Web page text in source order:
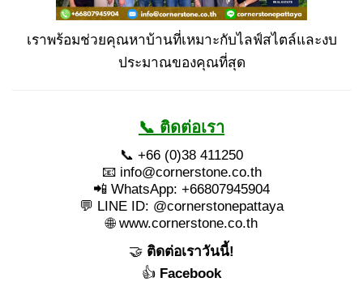
เราพร้อมช่วยคุณหาบ้านที่เหมาะกับไลฟ์สไตล์และงบ
ประมาณของคุณที่สุด
📞 ติดต่อเรา
📞 +66 (0)38 411250
📧 info@cornerstone.co.th
📲 WhatsApp: +66807945904
💬 LINE ID: @cornerstonepattaya
🌐 www.cornerstone.co.th
🤝 ติดต่อเราวันนี้!
👍 Facebook